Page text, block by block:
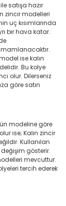
satışa hazır
zincir modelleri
uç kısımlarında
bir hava katar.
ise kalın
Bu kolye
olur. Dilerseniz
göre satın
modeline göre
ise; Kalın zincir
Kullanılan
gösterir.
mevcuttur.
tercih ederek